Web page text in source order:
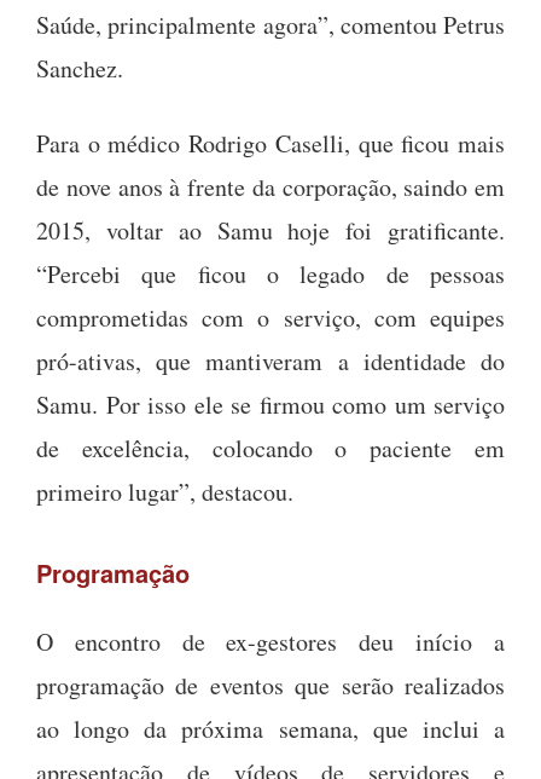
Saúde, principalmente agora”, comentou Petrus
Sanchez.
Para o médico Rodrigo Caselli, que ficou mais
de nove anos à frente da corporação, saindo em
2015, voltar ao Samu hoje foi gratificante.
“Percebi que ficou o legado de pessoas
comprometidas com o serviço, com equipes
pró-ativas, que mantiveram a identidade do
Samu. Por isso ele se firmou como um serviço
de excelência, colocando o paciente em
primeiro lugar”, destacou.
Programação
O encontro de ex-gestores deu início a
programação de eventos que serão realizados
ao longo da próxima semana, que inclui a